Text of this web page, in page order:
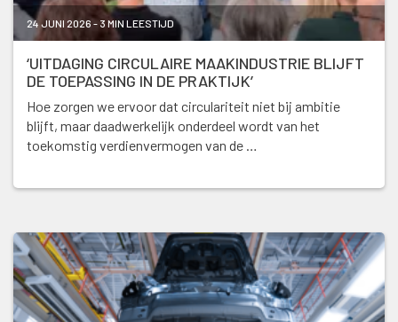
24 JUNI 2026 - 3 MIN LEESTIJD
‘UITDAGING CIRCULAIRE MAAKINDUSTRIE BLIJFT
DE TOEPASSING IN DE PRAKTIJK’
Hoe zorgen we ervoor dat circulariteit niet bij ambitie
blijft, maar daadwerkelijk onderdeel wordt van het
toekomstig verdienvermogen van de …